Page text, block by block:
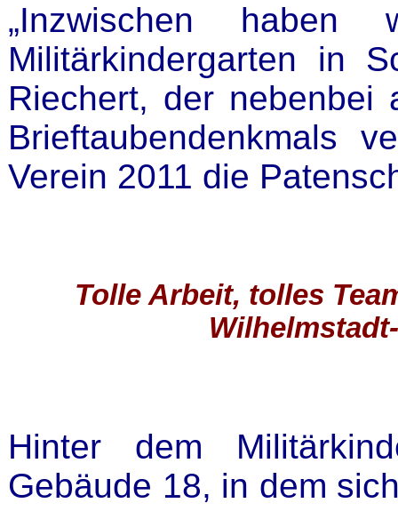
„Inzwischen
Militärkindergarten in
Riechert, der
Brieftaubendenkmals
Verein 2011 die
Tolle Arbeit, tolles
Hinter dem
Gebäude 18, in dem